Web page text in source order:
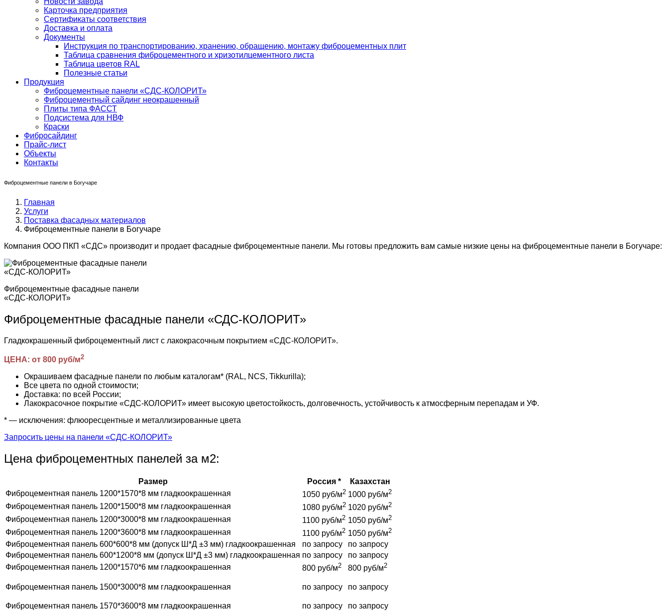
Карточка предприятия
Сертификаты соответствия
Доставка и оплата
Документы
Инструкция по транспортированию, хранению, обращению, монтажу фиброцементных плит
Таблица сравнения фиброцементного и хризотилцементного листа
Таблица цветов RAL
Полезные статьи
Продукция
Фиброцементные панели «СДС-КОЛОРИТ»
Фиброцементный сайдинг неокрашенный
Плиты типа ФАССТ
Подсистема для НВФ
Краски
Фибросайдинг
Прайс-лист
Объекты
Контакты
Фиброцементные панели в Богучаре
Главная
Услуги
Поставка фасадных материалов
Фиброцементные панели в Богучаре
Компания ООО ПКП «СДС» производит и продает фасадные фиброцементные панели. Мы готовы предложить вам самые низкие цены на фиброцементные панели в Богучаре:
Фиброцементные фасадные панели
«СДС-КОЛОРИТ»
Фиброцементные фасадные панели «СДС-КОЛОРИТ»
Гладкокрашенный фиброцементный лист с лакокрасочным покрытием «СДС-КОЛОРИТ».
ЦЕНА: от 800 руб/м2
Окрашиваем фасадные панели по любым каталогам* (RAL, NCS, Tikkurilla);
Все цвета по одной стоимости;
Доставка: по всей России;
Лакокрасочное покрытие «СДС-КОЛОРИТ» имеет высокую цветостойкость, долговечность, устойчивость к атмосферным перепадам и УФ.
* — исключения: флюоресцентные и металлизированные цвета
Запросить цены на панели «СДС-КОЛОРИТ»
Цена фиброцементных панелей за м2:
Размер Россия *
Казахстан
Фиброцементная панель 1200*1570*8 мм гладкоокрашенная
1050 руб/м2 1000 руб/м2
Фиброцементная панель 1200*1500*8 мм гладкоокрашенная 1080 руб/м2 1020 руб/м2
Фиброцементная панель 1200*3000*8 мм гладкоокрашенная 1100 руб/м2 1050 руб/м2
Фиброцементная панель 1200*3600*8 мм гладкоокрашенная 1100 руб/м2 1050 руб/м2
Фиброцементная панель 600*600*8 мм (допуск Ш*Д ±3 мм) гладкоокрашенная по запросу
по запросу
Фиброцементная панель 600*1200*8 мм (допуск Ш*Д ±3 мм) гладкоокрашенная по запросу
по запросу
Фиброцементная панель 1200*1570*6 мм гладкоокрашенная
800 руб/м2 800 руб/м2
Фиброцементная панель 1500*3000*8 мм гладкоокрашенная по запросу по запросу
Фиброцементная панель 1570*3600*8 мм гладкоокрашенная по запросу по запросу